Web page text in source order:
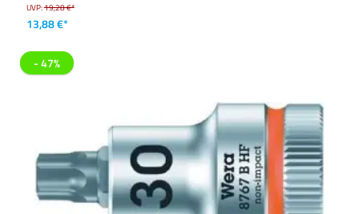
UVP:19,28 €*
13,88 €*
- 47%